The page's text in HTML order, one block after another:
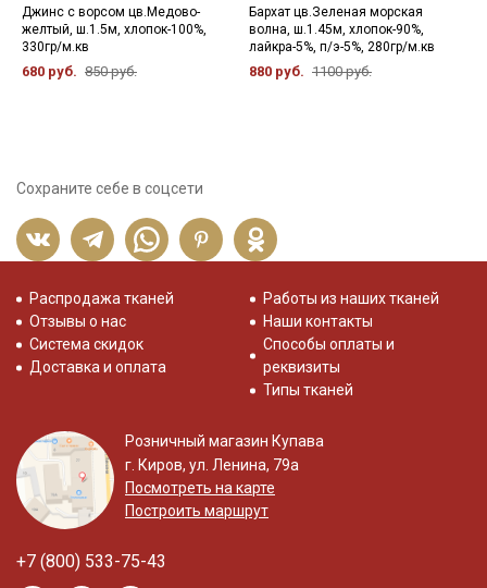
Джинс с ворсом цв.Медово-
желтый, ш.1.5м, хлопок-100%,
330гр/м.кв
680 руб. 850 руб.
Бархат цв.Зеленая морская
волна, ш.1.45м, хлопок-90%,
лайкра-5%, п/э-5%, 280гр/м.кв
880 руб. 1100 руб.
Сохраните себе в соцсети
Распродажа тканей
Отзывы о нас
Система скидок
Доставка и оплата
Работы из наших тканей
Наши контакты
Способы оплаты и
реквизиты
Типы тканей
Розничный магазин Купава
г. Киров, ул. Ленина, 79а
Посмотреть на карте
Построить маршрут
+7 (800) 533-75-43